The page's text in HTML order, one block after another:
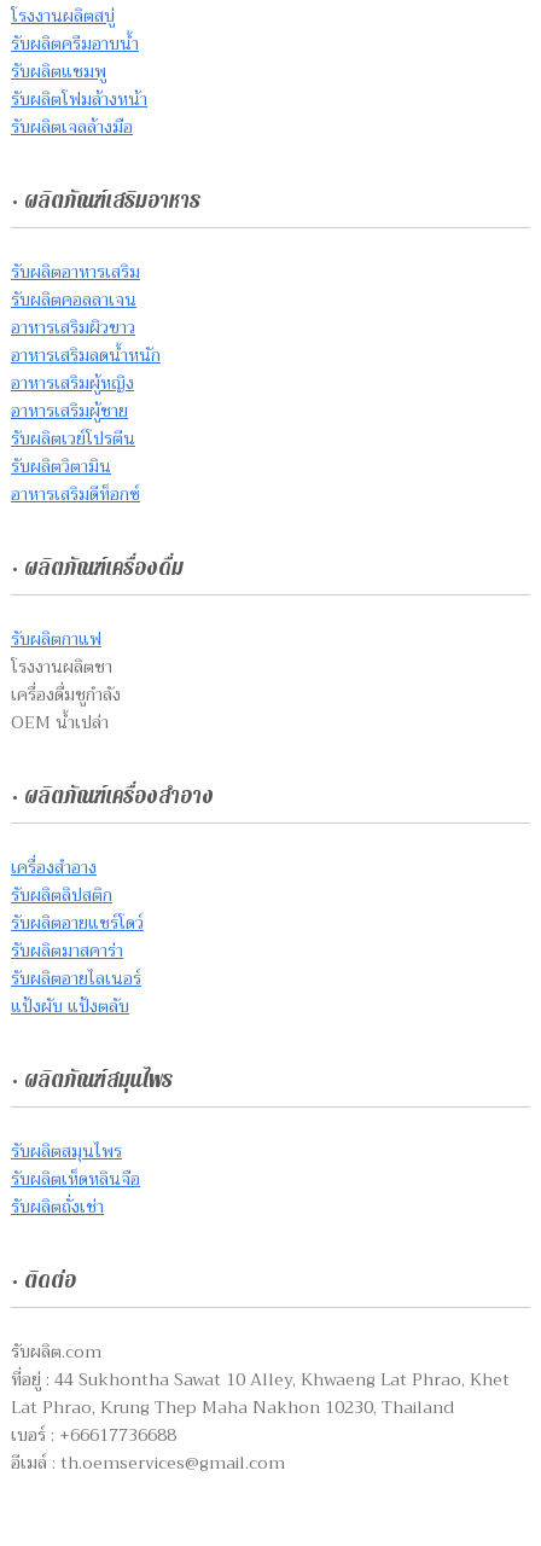
โรงงานผลิตสบู่
รับผลิตครีมอาบน้ำ
รับผลิตแชมพู
รับผลิตโฟมล้างหน้า
รับผลิตเจลล้างมือ
• ผลิตภัณฑ์เสริมอาหาร
รับผลิตอาหารเสริม
รับผลิตคอลลาเจน
อาหารเสริมผิวขาว
อาหารเสริมลดน้ำหนัก
อาหารเสริมผู้หญิง
อาหารเสริมผู้ชาย
รับผลิตเวย์โปรตีน
รับผลิตวิตามิน
อาหารเสริมดีท็อกซ์
• ผลิตภัณฑ์เครื่องดื่ม
รับผลิตกาแฟ
โรงงานผลิตชา
เครื่องดื่มชูกำลัง
OEM น้ำเปล่า
• ผลิตภัณฑ์เครื่องสำอาง
เครื่องสำอาง
รับผลิตลิปสติก
รับผลิตอายแชร์โดว์
รับผลิตมาสคาร่า
รับผลิตอายไลเนอร์
แป้งผับ แป้งตลับ
• ผลิตภัณฑ์สมุนไพร
รับผลิตสมุนไพร
รับผลิตเห็ดหลินจือ
รับผลิตถั่งเช่า
• ติดต่อ
รับผลิต.com
ที่อยู่ : 44 Sukhontha Sawat 10 Alley, Khwaeng Lat Phrao, Khet
Lat Phrao, Krung Thep Maha Nakhon 10230, Thailand
เบอร์ : +66617736688
อีเมล์ : th.oemservices@gmail.com